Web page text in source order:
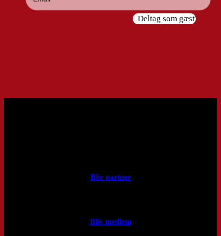
Deltag som gæst
Bliv partner
Bliv medlem